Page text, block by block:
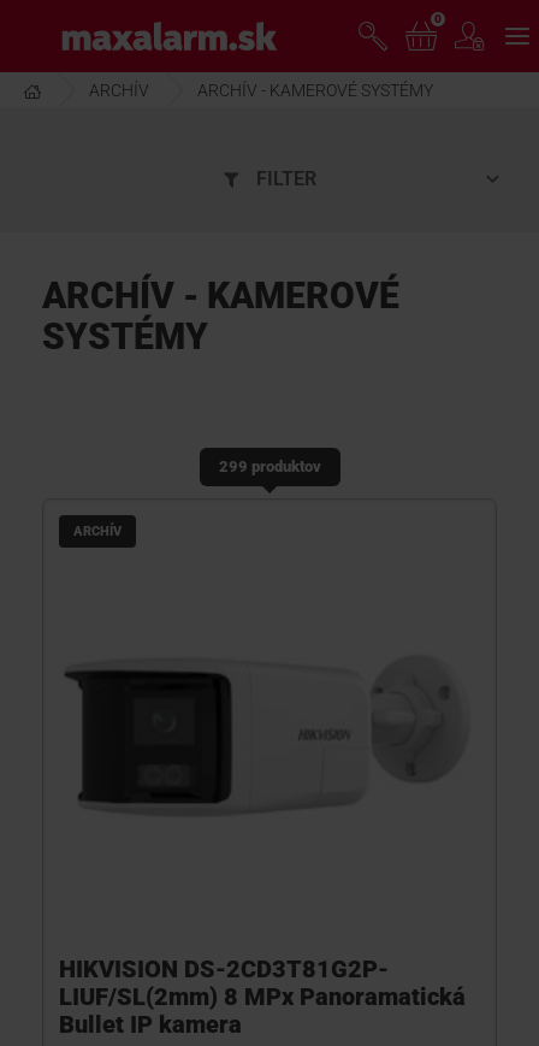
hlavnému
obsahu
www.maxalarm.sk
SPOLOČNOSŤ
0
ARCHÍV ARCHÍV - KAMEROVÉ SYSTÉMY
FILTER
ARCHÍV - KAMEROVÉ
SYSTÉMY
299 produktov
ARCHÍV
HIKVISION DS-2CD3T81G2P-
LIUF/SL(2mm) 8 MPx Panoramatická
Bullet IP kamera